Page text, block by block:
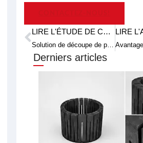
Prévenir LIRE L'ÉTUDE DE CAS PRÉCÉDENTE
Derniers articles